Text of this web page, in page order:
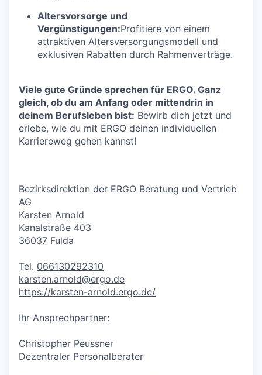
Altersvorsorge und
Vergünstigungen:Profitiere von einem
attraktiven Altersversorgungsmodell und
exklusiven Rabatten durch Rahmenverträge.
Viele gute Gründe sprechen für ERGO. Ganz
gleich, ob du am Anfang oder mittendrin in
deinem Berufsleben bist: Bewirb dich jetzt und
erlebe, wie du mit ERGO deinen individuellen
Karriereweg gehen kannst!
Bezirksdirektion der ERGO Beratung und Vertrieb
AG
Karsten Arnold
Kanalstraße 403
36037 Fulda
Tel. 066130292310
karsten.arnold@ergo.de
https://karsten-arnold.ergo.de/
Ihr Ansprechpartner:
Christopher Peussner
Dezentraler Personalberater